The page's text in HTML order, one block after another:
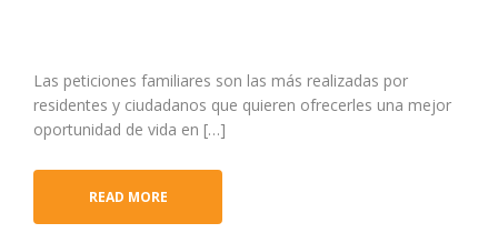
Las peticiones familiares son las más realizadas por
residentes y ciudadanos que quieren ofrecerles una mejor
oportunidad de vida en […]
READ MORE